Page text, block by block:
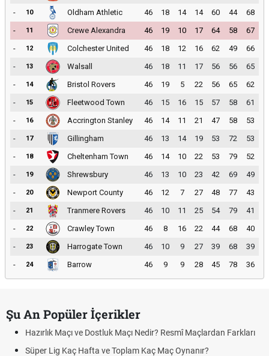
-
10 Oldham Athletic 46 18 14 14 60 44
68
-
11 Crewe Alexandra 46 19 10 17 64 58
67
-
12 Colchester United 46 18 12 16 62 49
66
-
13 Walsall 46 18 11 17 56 56
65
-
14 Bristol Rovers 46 19 5 22 56 65
62
-
15 Fleetwood Town 46 15 16 15 57 58
61
-
16 Accrington Stanley 46 14 11 21 47 58
53
-
17 Gillingham 46 13 14 19 53 72
53
-
18 Cheltenham Town 46 14 10 22 53 79
52
-
19 Shrewsbury 46 13 10 23 42 69
49
-
20 Newport County 46 12 7 27 48 77
43
-
21 Tranmere Rovers 46 10 11 25 54 79
41
-
22 Crawley Town 46 8 16 22 44 68
40
-
23 Harrogate Town 46 10 9 27 39 68
39
-
24 Barrow 46 9 9 28 45 78 36
Şu An Popüler İçerikler
Hazırlık Maçı ve Dostluk Maçı Nedir? Resmî Maçlardan Farkları
Süper Lig Kaç Hafta ve Toplam Kaç Maç Oynanır?